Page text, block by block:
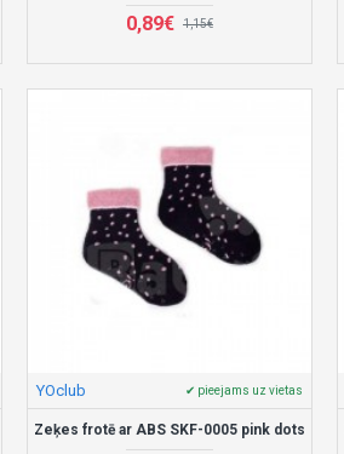
0,89€ 1,15€
YOclub ✔ pieejams uz vietas
Zeķes frotē ar ABS SKF-0005 pink dots